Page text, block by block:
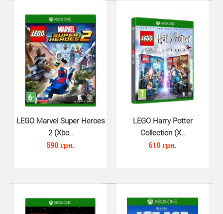
LEGO DC Super Villains (Xbox On..
LEGO DC Super Villains для Xbox One - приключенческий
LEGO Marvel Super Heroes
2 (Xbo..
590 грн.
LEGO Harry Potter
Collection (X..
610 грн.